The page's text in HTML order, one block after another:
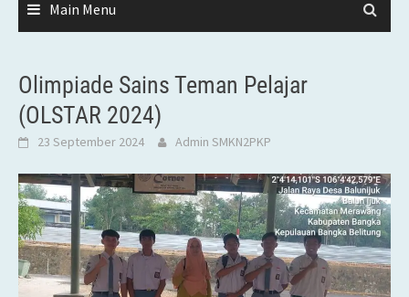
Main Menu
Olimpiade Sains Teman Pelajar
(OLSTAR 2024)
23 September 2024 Admin SMKN2PKP